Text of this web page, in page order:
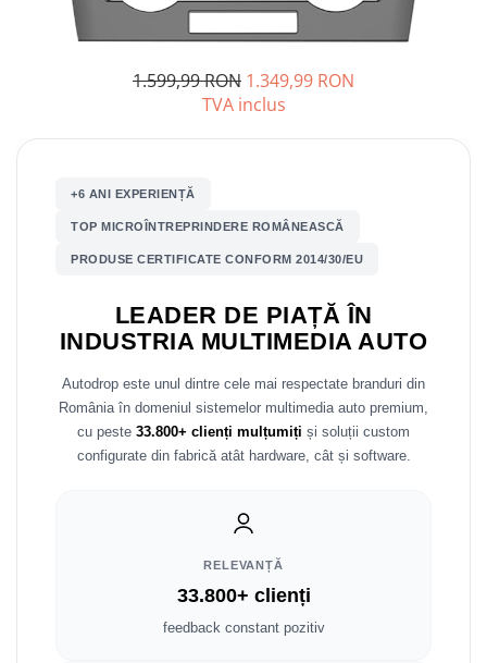
Chevrolet
Mitsubishi
1.599,99 RON 1.349,99 RON
TVA inclus
+6 ANI EXPERIENȚĂ
TOP MICROÎNTREPRINDERE ROMÂNEASCĂ
PRODUSE CERTIFICATE CONFORM 2014/30/EU
LEADER DE PIAȚĂ ÎN
INDUSTRIA MULTIMEDIA AUTO
Autodrop este unul dintre cele mai respectate branduri din
România în domeniul sistemelor multimedia auto premium,
cu peste 33.800+ clienți mulțumiți și soluții custom
configurate din fabrică atât hardware, cât și software.
RELEVANȚĂ
33.800+ clienți
feedback constant pozitiv